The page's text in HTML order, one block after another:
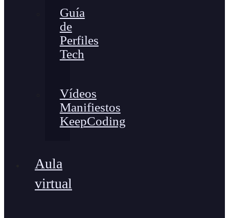
Guía
de
Perfiles
Tech
Vídeos
Manifiestos
KeepCoding
Aula
virtual